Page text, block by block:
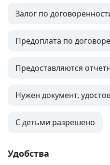
Залог по
Предоплата по
Предоставляются
Нужен документ,
С детьми разрешено
Удобства